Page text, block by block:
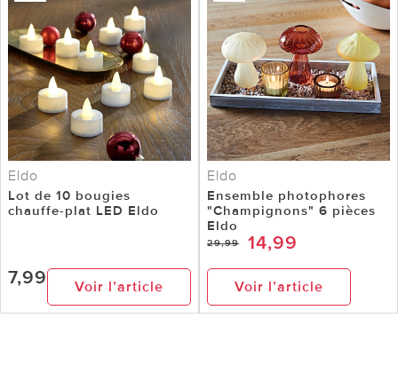
Eldo
Lot de 10 bougies
chauffe-plat LED Eldo
7,99 Voir l’article
Eldo
Ensemble photophores
"Champignons" 6 pièces
Eldo
29,99 14,99
Voir l’article